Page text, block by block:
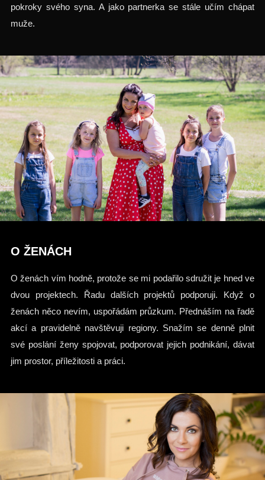
pokroky svého syna. A jako partnerka se stále učím chápat
muže.
O ŽENÁCH
O ženách vím hodně, protože se mi podařilo sdružit je hned ve
dvou projektech. Řadu dalších projektů podporuji. Když o
ženách něco nevím, uspořádám průzkum. Přednáším na řadě
akcí a pravidelně navštěvuji regiony. Snažím se denně plnit
své poslání ženy spojovat, podporovat jejich podnikání, dávat
jim prostor, příležitosti a práci.